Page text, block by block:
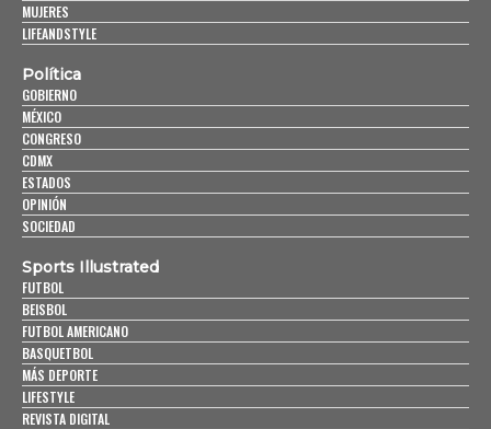
MUJERES
LIFEANDSTYLE
Política
GOBIERNO
MÉXICO
CONGRESO
CDMX
ESTADOS
OPINIÓN
SOCIEDAD
Sports Illustrated
FUTBOL
BEISBOL
FUTBOL AMERICANO
BASQUETBOL
MÁS DEPORTE
LIFESTYLE
REVISTA DIGITAL